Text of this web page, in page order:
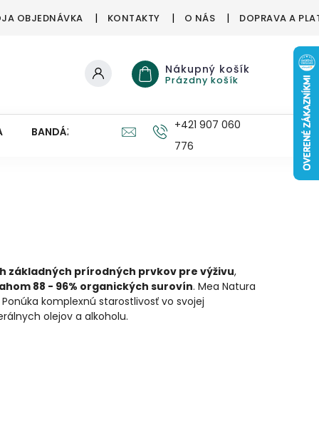
OBJEDNÁVKA KONTAKTY O NÁS DOPRAVA A
Nákupný košík
Prázdny košík
BANDÁŽE, ORTÉZY ZDRAVÉ HUBY
+421 907 060
776
základných prírodných prvkov pre výživu,
88 - 96% organických surovín. Mea Natura
komplexnú starostlivosť vo svojej
olejov a alkoholu.